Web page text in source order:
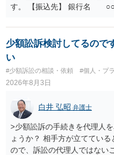
す。 【振込先】 銀行名
されない場合には、貴殿には
し、やむを得ず、返還金23万
を求める民事訴訟、支払督促
いても併せて請求する予定で
は、貴殿自らが契約を解約し
求めるものにすぎません。貴
の内部事情は、私に対する返
及ぼすものではありません。
せることなく、誠意をもっ
く求めます。 以上
少額訟訴検討してるので
い
#少額訴訟の相談・依頼 #個人・プ
2026年8月3日
白井 弘昭 弁護士
>少額訟訴の手続きを代理人
ょうか？ 相手方が立ててい
ので、訴訟の代理人ではない